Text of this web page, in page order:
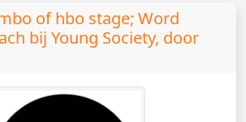
of hbo stage; Word
bij Young Society, door